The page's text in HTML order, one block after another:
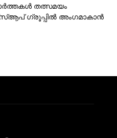
തത്സമയം
ഗ്രൂപ്പില്‍ അംഗമാകാന്‍